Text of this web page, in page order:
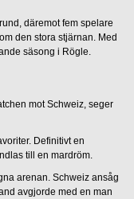
däremot fem spelare
den stora stjärnan. Med
säsong i Rögle.
mot Schweiz, seger
Definitivt en
till en mardröm.
arenan. Schweiz ansåg
avgjorde med en man